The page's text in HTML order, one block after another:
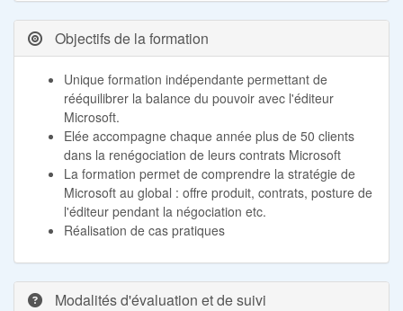
Objectifs de la formation
Unique formation indépendante permettant de
rééquilibrer la balance du pouvoir avec l'éditeur
Microsoft.
Elée accompagne chaque année plus de 50 clients
dans la renégociation de leurs contrats Microsoft
La formation permet de comprendre la stratégie de
Microsoft au global : offre produit, contrats, posture de
l'éditeur pendant la négociation etc.
Réalisation de cas pratiques
Modalités d'évaluation et de suivi